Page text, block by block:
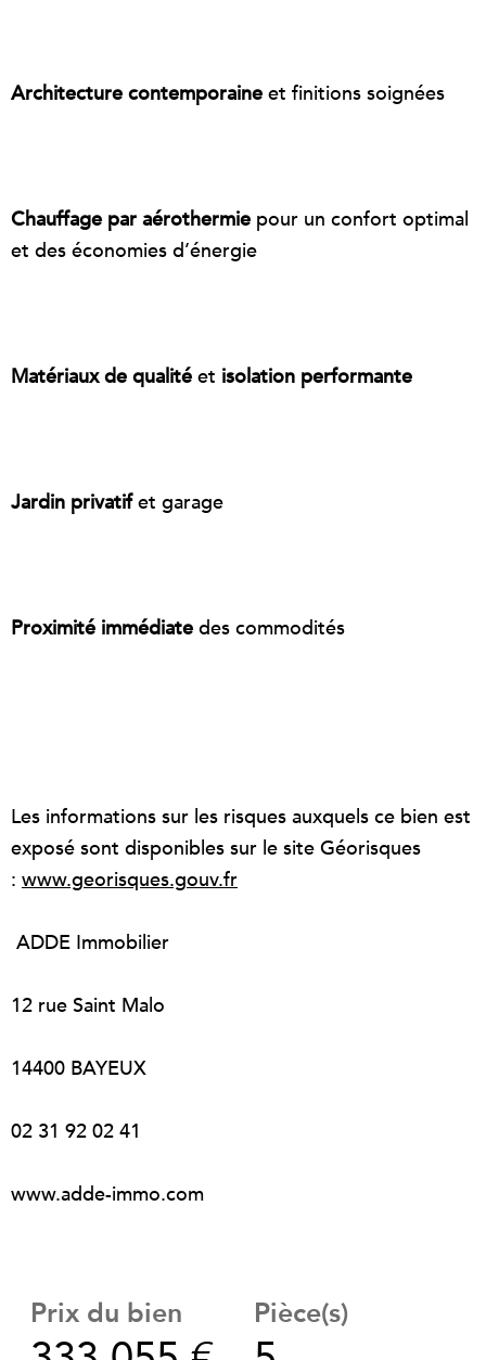
Architecture contemporaine et finitions soignées
Chauffage par aérothermie pour un confort optimal
et des économies d’énergie
Matériaux de qualité et isolation performante
Jardin privatifet garage
Proximité immédiate des commodités
Les informations sur les risques auxquels ce bien est
exposé sont disponibles sur le site Géorisques
: www.georisques.gouv.fr
ADDE Immobilier
12 rue Saint Malo
14400 BAYEUX
02 31 92 02 41
www.adde-immo.com
Prix du bien Pièce(s)